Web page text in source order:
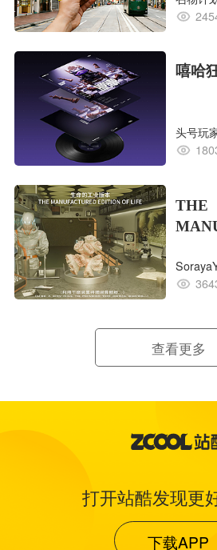
嘻哈
头号玩
THE
的工
查看更多
打开站酷发现更
下载APP